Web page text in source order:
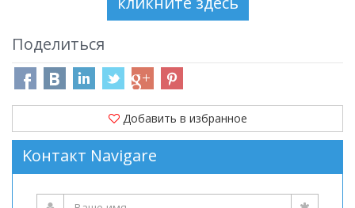
Поделиться
Добавить в избранное
Kонтакт Navigare